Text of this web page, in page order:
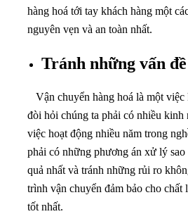
hàng hoá tới tay khách hàng một
nguyên vẹn và an toàn nhất.
Tránh những vấn
Vận chuyển hàng hoá là một việc
đòi hỏi chúng ta phải có nhiều kinh
việc hoạt động nhiều năm trong
phải có những phương án xử lý
quả nhất và tránh những rủi ro
trình vận chuyển đảm bảo cho chất
tốt nhất.